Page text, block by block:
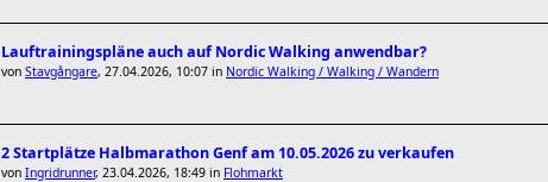
Lauftrainingspläne auch auf Nordic Walking anwendbar?
von Stavgångare, 27.04.2026, 10:07 in Nordic Walking / Walking / Wandern
2 Startplätze Halbmarathon Genf am 10.05.2026 zu verkaufen
von Ingridrunner, 23.04.2026, 18:49 in Flohmarkt